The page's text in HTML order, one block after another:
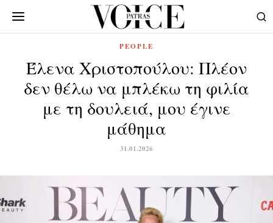
PEOPLE
Έλενα Χριστοπούλου: Πλέον
δεν θέλω να μπλέκω τη φιλία
με τη δουλειά, μου έγινε
μάθημα
31.01.2026